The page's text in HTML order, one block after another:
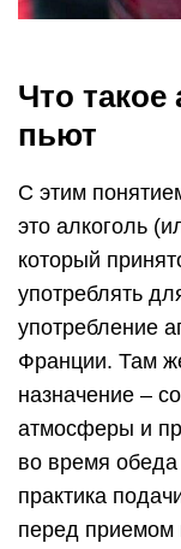
Что такое
пьют
С этим
это алкоголь
который
употреблять
употребление
Франции. Там
назначение –
атмосферы и
во время
практика
перед приемом